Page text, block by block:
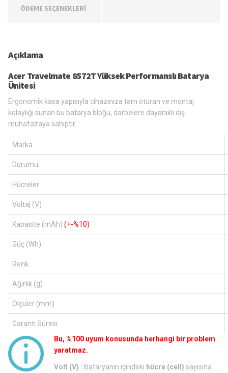
ÖDEME SEÇENEKLERİ
Açıklama
Acer Travelmate 8572T Yüksek Performanslı Batarya
Ünitesi
Ergonomik kasa yapısıyla cihazınıza tam oturan ve montaj
kolaylığı sunan bu batarya bloğu, darbelere dayanıklı dış
muhafazaya sahiptir.
Marka
Durumu
Hücreler
Voltaj (V)
Kapasite (mAh) (+-%10)
Güç (Wh)
Renk
Ağırlık (g)
Ölçüler (mm)
Garanti Süresi
Bu, %100 uyum konusunda herhangi bir problem
yaratmaz.
Volt (V) : Bataryanın içindeki hücre (cell) sayısına